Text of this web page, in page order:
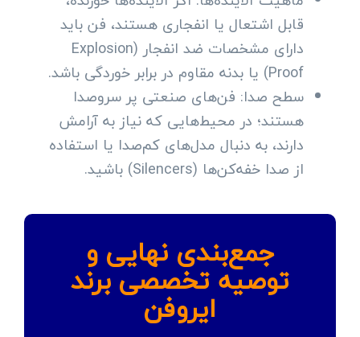
قابل اشتعال یا انفجاری هستند، فن باید
دارای مشخصات ضد انفجار (Explosion
Proof) یا بدنه مقاوم در برابر خوردگی باشد.
سطح صدا: فن‌های صنعتی پر سروصدا
هستند؛ در محیط‌هایی که نیاز به آرامش
دارند، به دنبال مدل‌های کم‌صدا یا استفاده
از صدا خفه‌کن‌ها (Silencers) باشید.
جمع‌بندی نهایی و
توصیه تخصصی برند
ایروفن